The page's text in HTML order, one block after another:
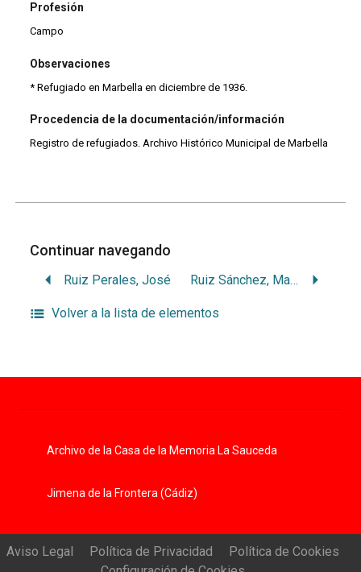
Profesión
Campo
Observaciones
* Refugiado en Marbella en diciembre de 1936.
Procedencia de la documentación/información
Registro de refugiados. Archivo Histórico Municipal de Marbella
Continuar navegando
Ruiz Perales, José Ruiz Sánchez, María
Volver a la lista de elementos
Archivo de la Casa de la Memoria La Sauceda
Jimena de la Frontera (Cádiz)
Aviso Legal Política de Privacidad
Política de Cookies